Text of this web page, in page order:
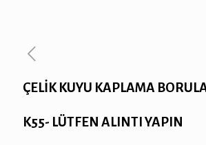
ÇELİK KUYU KAPLAMA
K55- LÜTFEN ALINTI YAPIN